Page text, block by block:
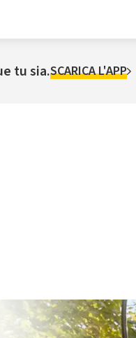
tu sia.SCARICA L'APP